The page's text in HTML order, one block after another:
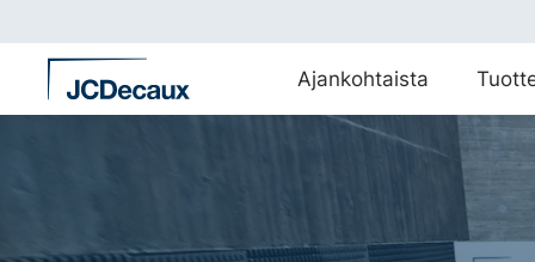
suoraan
sisältöön
Ajankohtaista